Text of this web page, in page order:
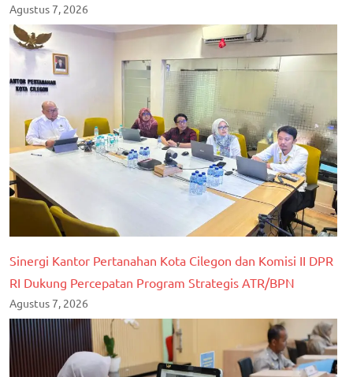
Agustus 7, 2026
Sinergi Kantor Pertanahan Kota Cilegon dan Komisi II DPR
RI Dukung Percepatan Program Strategis ATR/BPN
Agustus 7, 2026